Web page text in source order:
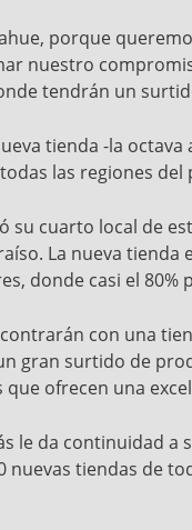
porque
nuestro
tendrán un
tienda -la
las regiones del
su cuarto local de
La nueva
donde casi el 80%
con una
gran surtido de
ofrecen una
le da continuidad
nuevas tiendas de